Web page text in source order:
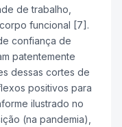
de trabalho,
funcional [7].
confiança de
patentemente
dessas cortes de
positivos para
ilustrado no
(na pandemia),